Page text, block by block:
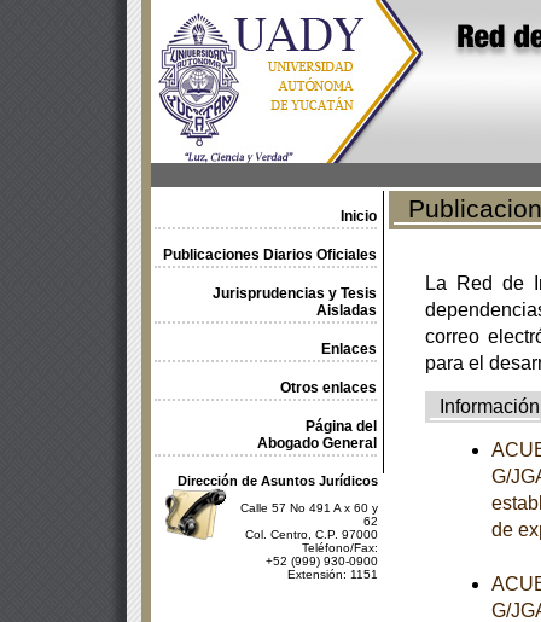
Inicio
Publicaciones Diarios Oficiales
Jurisprudencias y Tesis
Aisladas
Enlaces
Otros enlaces
Página del
Abogado General
Dirección de Asuntos Jurídicos
Calle 57 No 491 A x 60 y
62
Col. Centro, C.P. 97000
Teléfono/Fax:
+52 (999) 930-0900
Extensión: 1151
La Red de
correo
para el
Información
G/
de
G/